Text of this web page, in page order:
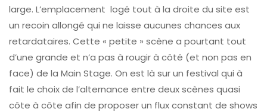
large. L’emplacement logé tout à la droite du site est
un recoin allongé qui ne laisse aucunes chances aux
retardataires. Cette « petite » scène a pourtant tout
d’une grande et n’a pas à rougir à côté (et non pas en
face) de la Main Stage. On est là sur un festival qui à
fait le choix de l’alternance entre deux scènes quasi
côte à côte afin de proposer un flux constant de shows